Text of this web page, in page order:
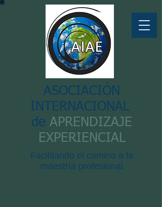
ASOCIACIÓN
INTERNACIONAL
de APRENDIZAJE
EXPERIENCIAL
Facilitando el camino a la
maestría profesional